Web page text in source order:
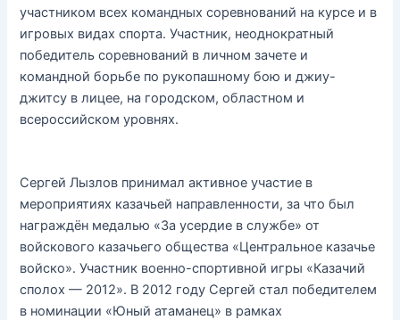
участником всех командных соревнований на курсе и в
игровых видах спорта. Участник, неоднократный
победитель соревнований в личном зачете и
командной борьбе по рукопашному бою и джиу-
джитсу в лицее, на городском, областном и
всероссийском уровнях.
Сергей Лызлов принимал активное участие в
мероприятиях казачьей направленности, за что был
награждён медалью «За усердие в службе» от
войскового казачьего общества «Центральное казачье
войско». Участник военно-спортивной игры «Казачий
сполох — 2012». В 2012 году Сергей стал победителем
в номинации «Юный атаманец» в рамках